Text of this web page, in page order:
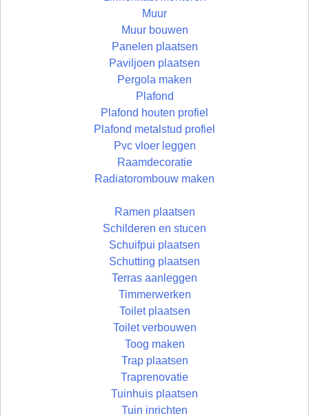
Muur
Muur bouwen
Panelen plaatsen
Paviljoen plaatsen
Pergola maken
Plafond
Plafond houten profiel
Plafond metalstud profiel
Pvc vloer leggen
Raamdecoratie
Radiatorombouw maken
Ramen plaatsen
Schilderen en stucen
Schuifpui plaatsen
Schutting plaatsen
Terras aanleggen
Timmerwerken
Toilet plaatsen
Toilet verbouwen
Toog maken
Trap plaatsen
Traprenovatie
Tuinhuis plaatsen
Tuin inrichten